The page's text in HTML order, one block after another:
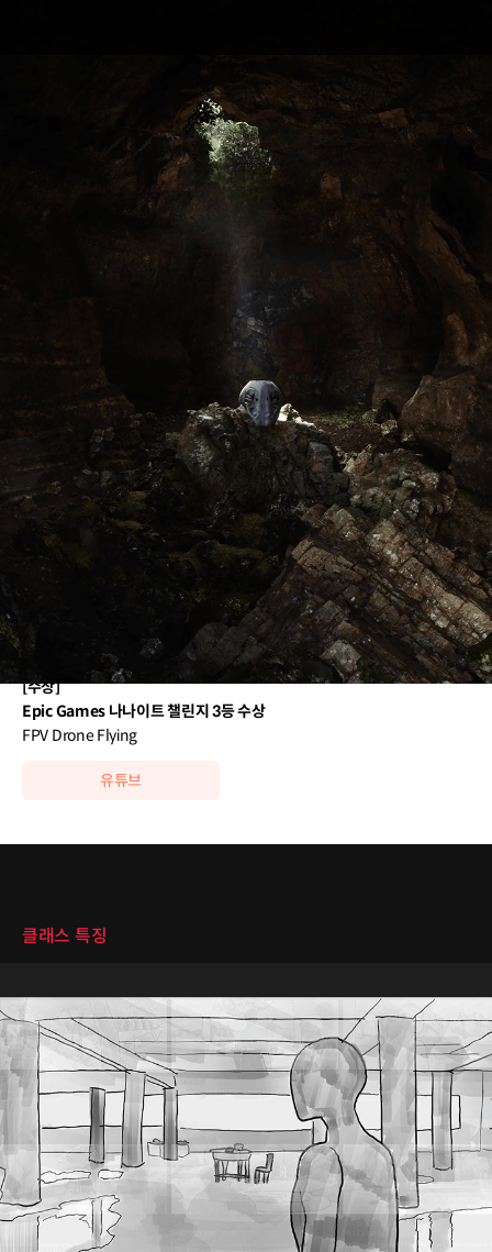
현) 3D 공간 디자인 프리랜서
전) 영상 크리에이터
이력 및 경력
[프로젝트]
Infuse Studio
미공개 게임 프로젝트
미공개 3D 체험 프로젝트
[수상]
Epic Games 나나이트 챌린지 3등 수상
FPV Drone Flying
유튜브
클래스 특징